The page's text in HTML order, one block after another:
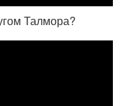
Талмора?